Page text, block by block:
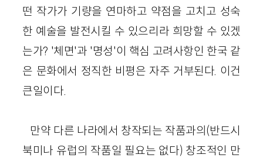
떤 작가가 기량을 연마하고 약점을 고치고 성숙
한 예술을 발전시킬 수 있으리라 희망할 수 있겠
는가? '체면'과 '명성'이 핵심 고려사항인 한국 같
은 문화에서 정직한 비평은 자주 거부된다. 이건
큰일이다.
만약 다른 나라에서 창작되는 작품과의(반드시
북미나 유럽의 작품일 필요는 없다) 창조적인 만